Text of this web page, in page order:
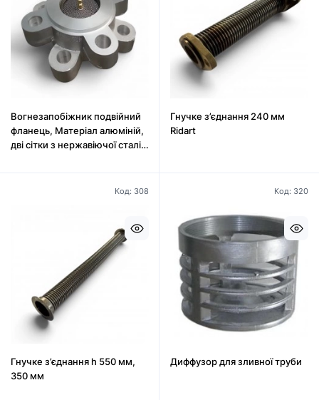
Вогнезапобіжник подвійний
фланець, Матеріал алюміній,
дві сітки з нержавіючої сталі
Гнучке з’єднання 240 мм
Ridart
Код: 308
Гнучке з’єднання h 550 мм,
350 мм
Код: 320
Диффузор для зливної труби